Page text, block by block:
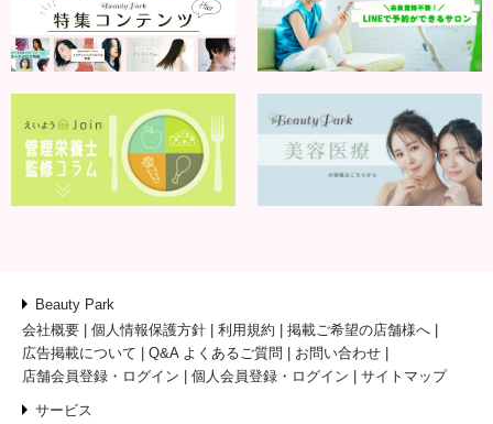
Beauty Park
会社概要
個人情報保護方針 利用規約
掲載ご希望の店舗様へ
広告掲載について
Q&A よくあるご質問
お問い合わせ
店舗会員登録・ログイン
個人会員登録・ログイン サイトマップ
サービス